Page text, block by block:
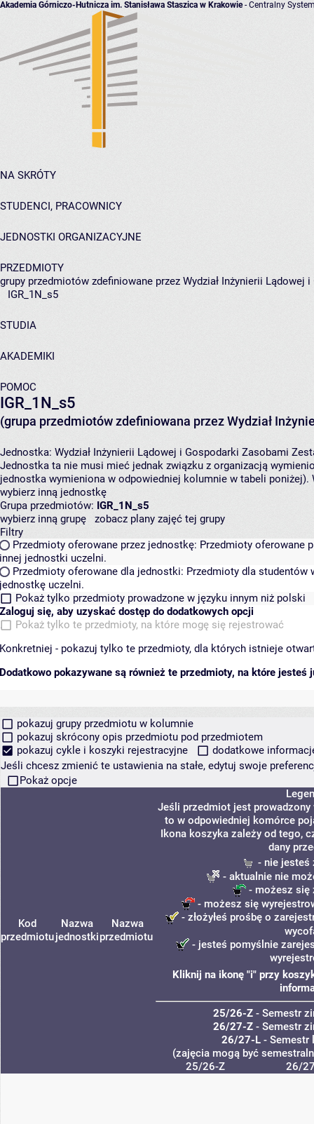
Akademia Górniczo-Hutnicza im. Stanisława Staszica w Krakowie- Centralny
NA SKRÓTY
STUDENCI, PRACOWNICY
JEDNOSTKI ORGANIZACYJNE
PRZEDMIOTY
grupy przedmiotów zdefiniowane przez Wydział Inżynierii Lądowej
IGR_1N_s5
STUDIA
AKADEMIKI
POMOC
IGR_1N_s5
(grupa przedmiotów zdefiniowana przez Wydział
Jednostka: Wydział Inżynierii Lądowej i Gospodarki Zasobami
Jednostka ta nie musi mieć jednak związku z organizacją
jednostka wymieniona w odpowiedniej kolumnie w tabeli
wybierz inną jednostkę
Grupa przedmiotów: IGR_1N_s5
wybierz inną grupę
zobacz plany zajęć tej grupy
Filtry
Przedmioty oferowane przez jednostkę: Przedmioty oferowane
innej jednostki uczelni.
Przedmioty oferowane dla jednostki: Przedmioty dla studentów
jednostkę uczelni.
Pokaż tylko przedmioty prowadzone w języku innym niż polski
Zaloguj się, aby uzyskać dostęp do dodatkowych opcji
Pokaż tylko te przedmioty, na które mogę się rejestrować
Konkretniej - pokazuj tylko te przedmioty, dla których istnieje
Dodatkowo pokazywane są również te przedmioty, na które jesteś
pokazuj grupy przedmiotu w kolumnie
pokazuj skrócony opis przedmiotu pod przedmiotem
pokazuj cykle i koszyki rejestracyjne
dodatkowe
Jeśli chcesz zmienić te ustawienia na stałe, edytuj swoje
Pokaż opcje
Kod
przedmiotu
Nazwa
jednostki
Nazwa
przedmiotu
Jeśli przedmiot jest prowadzony
to w odpowiedniej komórce
Ikona koszyka zależy od tego,
dany
- nie jesteś
- aktualnie nie
- możesz się
- możesz się
- złożyłeś prośbę o
- jesteś pomyślnie
Kliknij na ikonę "i" przy
25/26-Z - Semestr
26/27-Z - Semestr
26/27-L -
(zajęcia mogą być
25/26-Z
26/